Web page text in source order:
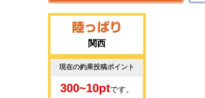
関西
現在の釣果投稿ポイント
300~10ptです。